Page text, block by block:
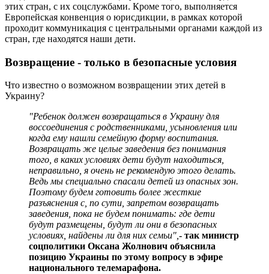
этих стран, с их соцслужбами. Кроме того, выполняется
Европейская конвенция о юрисдикции, в рамках которой
проходит коммуникация с центральными органами каждой из
стран, где находятся наши дети.
Возвращение - только в безопасные условия
Что известно о возможном возвращении этих детей в
Украину?
"Ребенок должен возвращаться в Украину для
воссоединения с родственниками, усыновления или
когда ему нашли семейную форму воспитания.
Возвращать же целые заведения без понимания
того, в каких условиях дети будут находиться,
неправильно, я очень не рекомендую этого делать.
Ведь мы специально спасали детей из опасных зон.
Поэтому будем готовить более жесткие
разъяснения с, по сути, запретом возвращать
заведения, пока не будем понимать: где дети
будут размещены, будут ли они в безопасных
условиях, найдены ли для них семьи", - так министр
соцполитики Оксана Жолнович объяснила
позицию Украины по этому вопросу в эфире
национального телемарафона.